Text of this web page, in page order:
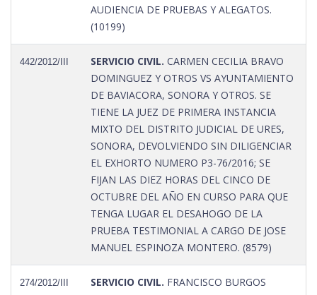
AUDIENCIA DE PRUEBAS Y ALEGATOS.
(10199)
442/2012/III SERVICIO CIVIL. CARMEN CECILIA BRAVO
DOMINGUEZ Y OTROS VS AYUNTAMIENTO
DE BAVIACORA, SONORA Y OTROS. SE
TIENE LA JUEZ DE PRIMERA INSTANCIA
MIXTO DEL DISTRITO JUDICIAL DE URES,
SONORA, DEVOLVIENDO SIN DILIGENCIAR
EL EXHORTO NUMERO P3-76/2016; SE
FIJAN LAS DIEZ HORAS DEL CINCO DE
OCTUBRE DEL AÑO EN CURSO PARA QUE
TENGA LUGAR EL DESAHOGO DE LA
PRUEBA TESTIMONIAL A CARGO DE JOSE
MANUEL ESPINOZA MONTERO. (8579)
274/2012/III SERVICIO CIVIL. FRANCISCO BURGOS